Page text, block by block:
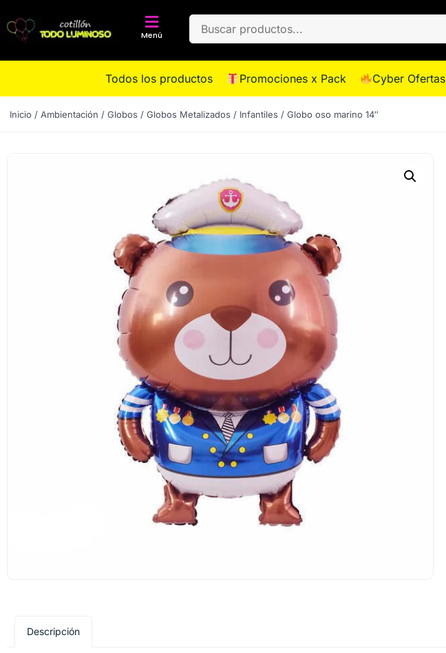
Menú
Todos los productos Promociones x Pack Cyber Ofertas
Inicio / Ambientación / Globos / Globos Metalizados / Infantiles / Globo oso marino 14″
Descripción